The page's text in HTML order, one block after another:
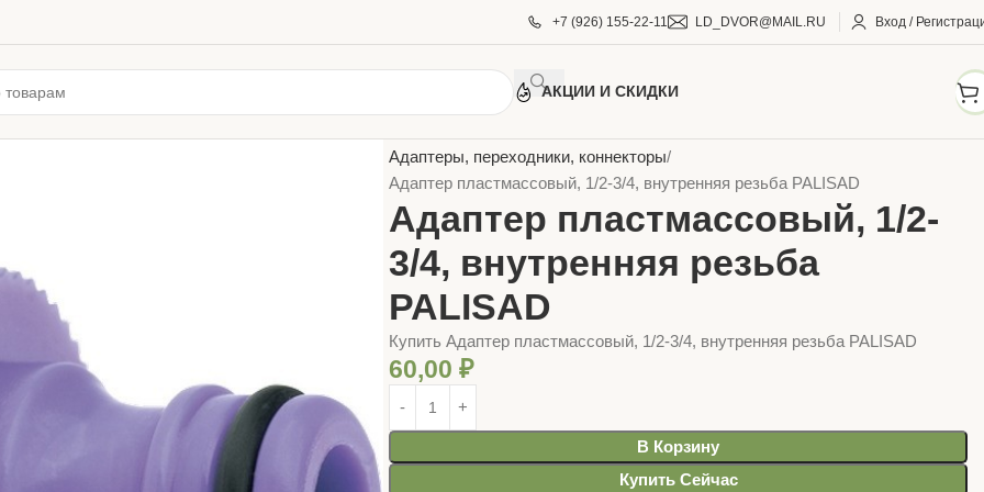
+7 (926) 155-22-11 LD_DVOR@MAIL.RU Вход /
АКЦИИ И СКИДКИ
Адаптеры, переходники, коннекторы
Адаптер пластмассовый, 1/2-3/4, внутренняя резьба PALISAD
Адаптер пластмассовый, 1/2-
3/4, внутренняя резьба
PALISAD
Купить Адаптер пластмассовый, 1/2-3/4, внутренняя резьба PALISAD
60,00₽
В Корзину
Купить Сейчас